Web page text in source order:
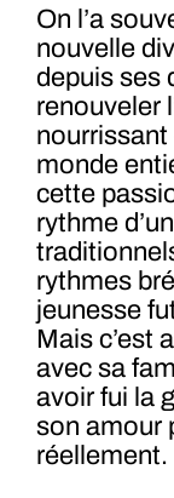
On l’a
nouvelle
depuis ses
renouveler
monde
cette
rythme
rythmes
jeunesse
Mais c’est
avec sa
avoir fui la
son amour
réellement.